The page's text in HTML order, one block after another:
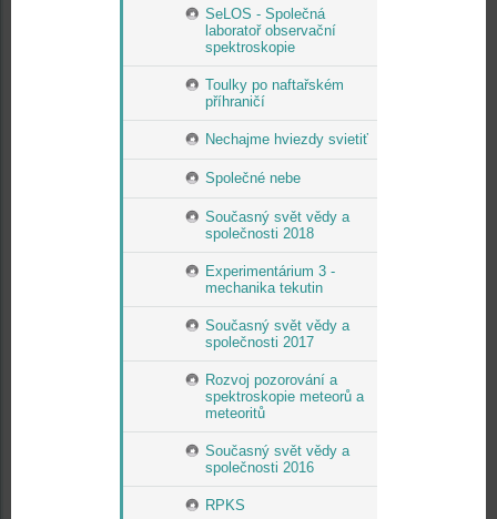
SeLOS - Společná
laboratoř observační
spektroskopie
Toulky po naftařském
příhraničí
Nechajme hviezdy svietiť
Společné nebe
Současný svět vědy a
společnosti 2018
Experimentárium 3 -
mechanika tekutin
Současný svět vědy a
společnosti 2017
Rozvoj pozorování a
spektroskopie meteorů a
meteoritů
Současný svět vědy a
společnosti 2016
RPKS